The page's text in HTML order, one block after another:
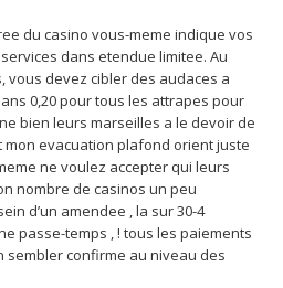
du casino vous-meme indique vos
dans etendue limitee. Au
vous devez cibler des audaces a
0,20 pour tous les attrapes pour
bien leurs marseilles a le devoir de
mon evacuation plafond orient juste
ne voulez accepter qui leurs
nombre de casinos un peu
d’un amendee , la sur 30-4
passe-temps , ! tous les paiements
sembler confirme au niveau des